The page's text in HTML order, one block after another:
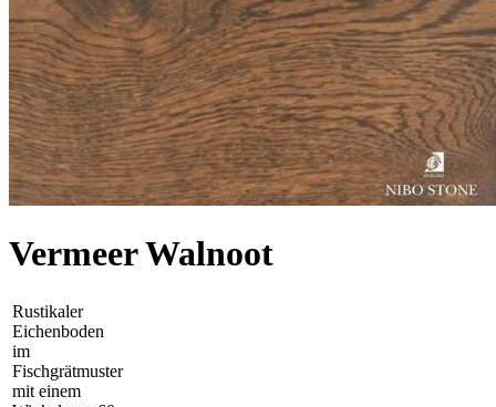
Vermeer Walnoot
Rustikaler
Eichenboden
im
Fischgrätmuster
mit einem